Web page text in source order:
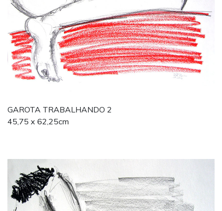
GAROTA TRABALHANDO 2
45,75 x 62,25cm